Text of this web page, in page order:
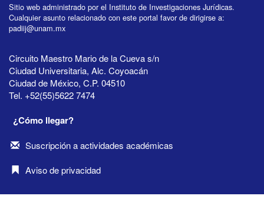
Sitio web administrado por el Instituto de Investigaciones Jurídicas.
Cualquier asunto relacionado con este portal favor de dirigirse a:
padiij@unam.mx
Circuito Maestro Mario de la Cueva s/n
Ciudad Universitaria, Alc. Coyoacán
Ciudad de México, C.P. 04510
Tel. +52(55)5622 7474
¿Cómo llegar?
Suscripción a actividades académicas
Aviso de privacidad